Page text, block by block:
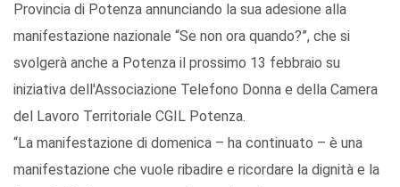
Provincia di Potenza annunciando la sua adesione alla
manifestazione nazionale “Se non ora quando?”, che si
svolgerà anche a Potenza il prossimo 13 febbraio su
iniziativa dell'Associazione Telefono Donna e della Camera
del Lavoro Territoriale CGIL Potenza.
“La manifestazione di domenica – ha continuato – è una
manifestazione che vuole ribadire e ricordare la dignità e la